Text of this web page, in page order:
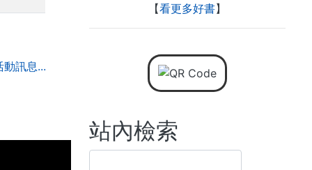
訊息...
【看更多好書】
站內檢索